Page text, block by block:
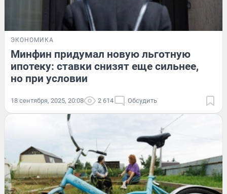
ЭКОНОМИКА
Минфин придумал новую льготную
ипотеку: ставки снизят еще сильнее,
но при условии
18 сентября, 2025, 20:08 2 614 Обсудить